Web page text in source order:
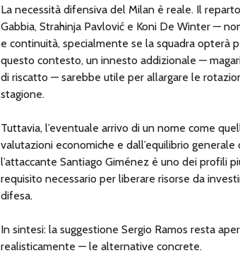
La necessità difensiva del Milan è reale. Il
Gabbia, Strahinja Pavlović e Koni De Winter —
e continuità, specialmente se la squadra opterà
questo contesto, un innesto addizionale —
di riscatto — sarebbe utile per allargare le
stagione.
Tuttavia, l’eventuale arrivo di un nome come
valutazioni economiche e dall’equilibrio
l’attaccante Santiago Giménez è uno dei profili
requisito necessario per liberare risorse da
difesa.
In sintesi: la suggestione Sergio Ramos resta
realisticamente — le alternative concrete.